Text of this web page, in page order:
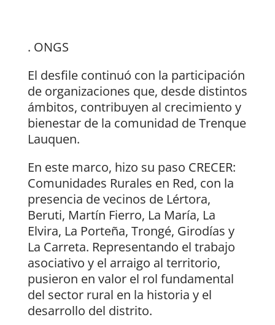
. ONGS
El desfile continuó con la participación
de organizaciones que, desde distintos
ámbitos, contribuyen al crecimiento y
bienestar de la comunidad de Trenque
Lauquen.
En este marco, hizo su paso CRECER:
Comunidades Rurales en Red, con la
presencia de vecinos de Lértora,
Beruti, Martín Fierro, La María, La
Elvira, La Porteña, Trongé, Girodías y
La Carreta. Representando el trabajo
asociativo y el arraigo al territorio,
pusieron en valor el rol fundamental
del sector rural en la historia y el
desarrollo del distrito.